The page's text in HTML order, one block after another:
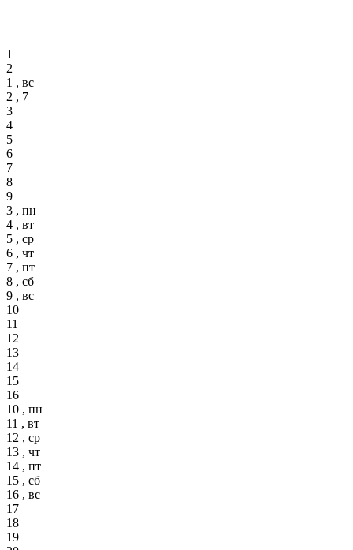
1
2
1 , вс
2 , 7
3
4
5
6
7
8
9
3 , пн
4 , вт
5 , ср
6 , чт
7 , пт
8 , сб
9 , вс
10
11
12
13
14
15
16
10 , пн
11 , вт
12 , ср
13 , чт
14 , пт
15 , сб
16 , вс
17
18
19